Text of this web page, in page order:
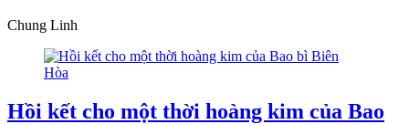
Chung Linh
Hồi kết cho một thời hoàng kim của Bao